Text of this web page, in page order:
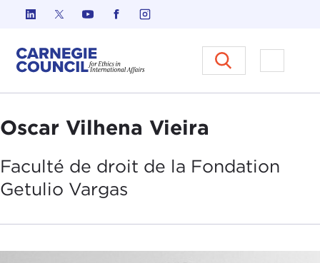
Skip to content
Carnegie Council sur
Ouvrir
Oscar Vilhena Vieira
Faculté de droit de la Fondation
Getulio Vargas